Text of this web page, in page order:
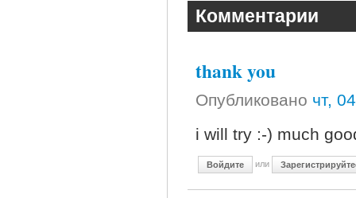
Комментарии
thank you
Опубликовано чт,
i will try :-) much
Войдите или